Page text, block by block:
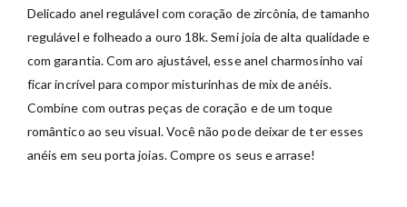
Delicado anel regulável com coração de zircônia, de tamanho
regulável e folheado a ouro 18k. Semi joia de alta qualidade e
com garantia. Com aro ajustável, esse anel charmosinho vai
ficar incrível para compor misturinhas de mix de anéis.
Combine com outras peças de coração e de um toque
romântico ao seu visual. Você não pode deixar de ter esses
anéis em seu porta joias. Compre os seus e arrase!